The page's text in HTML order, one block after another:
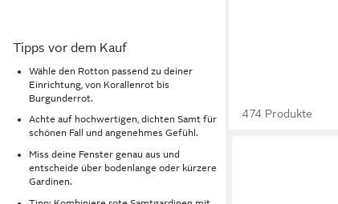
Tipps vor dem Kauf
Wähle den Rotton passend zu deiner
Einrichtung, von Korallenrot bis
Burgunderrot.
Achte auf hochwertigen, dichten Samt für
schönen Fall und angenehmes Gefühl.
Miss deine Fenster genau aus und
entscheide über bodenlange oder kürzere
Gardinen.
474 Produkte